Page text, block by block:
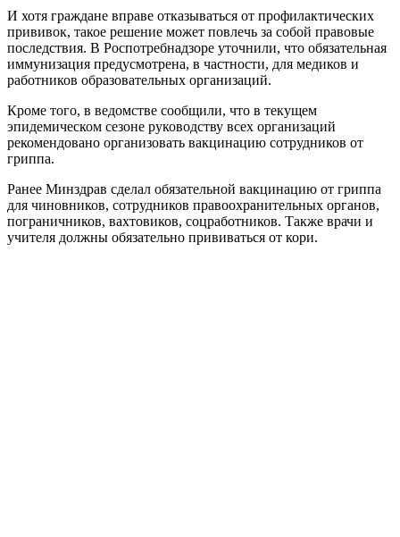
И хотя граждане вправе отказываться от профилактических
прививок, такое решение может повлечь за собой правовые
последствия. В Роспотребнадзоре уточнили, что обязательная
иммунизация предусмотрена, в частности, для медиков и
работников образовательных организаций.
Кроме того, в ведомстве сообщили, что в текущем
эпидемическом сезоне руководству всех организаций
рекомендовано организовать вакцинацию сотрудников от
гриппа.
Ранее Минздрав сделал обязательной вакцинацию от гриппа
для чиновников, сотрудников правоохранительных органов,
пограничников, вахтовиков, соцработников. Также врачи и
учителя должны обязательно прививаться от кори.